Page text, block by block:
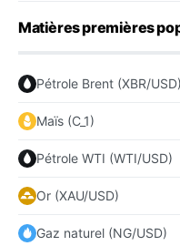
Matières premières
Pétrole Brent (XBR/USD)
Maïs (C_1)
Pétrole WTI (WTI/USD)
Or (XAU/USD)
Gaz naturel (NG/USD)